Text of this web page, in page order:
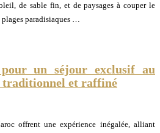
de sable fin, et de paysages à couper le
plages paradisiaques …
un séjour exclusif au
traditionnel et raffiné
offrent une expérience inégalée, alliant